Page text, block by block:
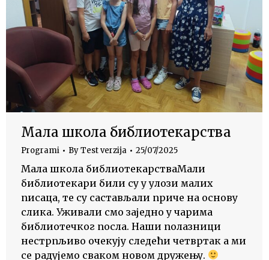
Мала школа библиотекарства
Programi ByTest verzija 25/07/2025
Мала школа библиотекарстваМали
библиотекари били су у улози малих
писаца, те су састављали приче на основу
слика. Уживали смо заједно у чарима
библиотечког посла. Наши полазници
нестрпљиво очекују следећи четвртак а ми
се радујемо сваком новом дружењу.